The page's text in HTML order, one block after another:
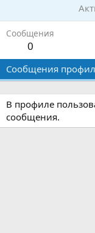
Сообщения
0
Сообщения
В профиле
сообщения.